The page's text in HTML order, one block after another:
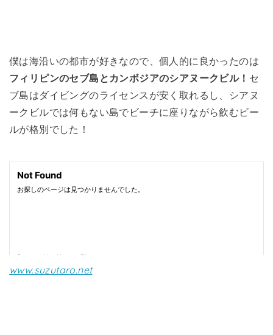
僕は海沿いの都市が好きなので、個人的に良かったのは
フィリピンのセブ島とカンボジアのシアヌークビル！ セ
ブ島はダイビングのライセンスが安く取れるし、シアヌ
ークビルでは何もない島でビーチに座りながら飲むビー
ルが格別でした！
www.suzutaro.net